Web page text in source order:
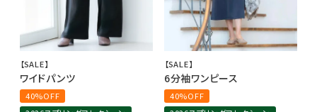
【SALE】
ワイドパンツ
40%OFF
【SALE】
6分袖ワンピース
40%OFF